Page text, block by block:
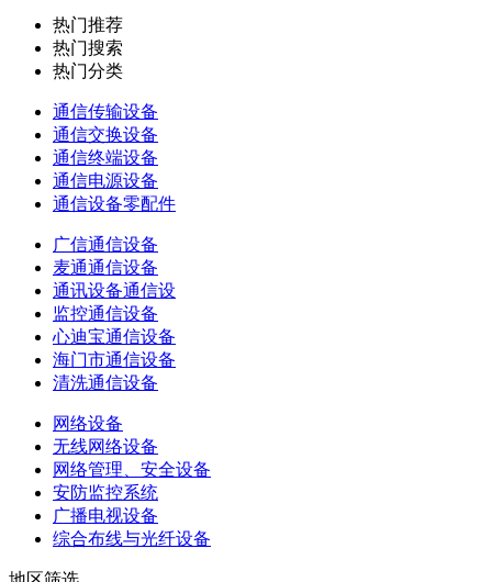
热门推荐
热门搜索
热门分类
通信传输设备
通信交换设备
通信终端设备
通信电源设备
通信设备零配件
广信通信设备
麦通通信设备
通讯设备通信设
监控通信设备
心迪宝通信设备
海门市通信设备
清洗通信设备
网络设备
无线网络设备
网络管理、安全设备
安防监控系统
广播电视设备
综合布线与光纤设备